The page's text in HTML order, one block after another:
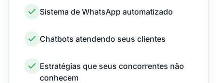
Sistema de WhatsApp automatizado
Chatbots atendendo seus clientes
Estratégias que seus concorrentes não
conhecem